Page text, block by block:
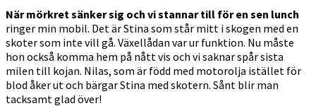
När mörkret sänker sig och vi stannar till för en sen lunch
ringer min mobil. Det är Stina som står mitt i skogen med en
skoter som inte vill gå. Växellådan var ur funktion. Nu måste
hon också komma hem på nått vis och vi saknar spår sista
milen till kojan. Nilas, som är född med motorolja istället för
blod åker ut och bärgar Stina med skotern. Sånt blir man
tacksamt glad över!